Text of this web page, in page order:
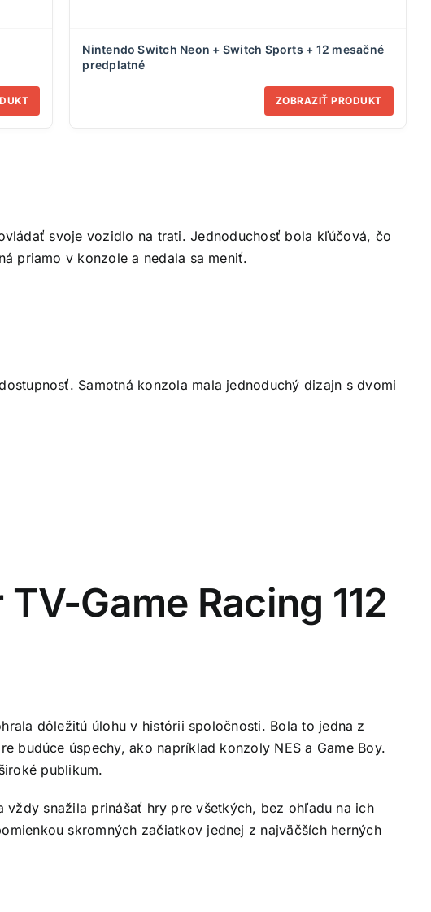
Nintendo Switch Neon + Switch Sports + 12 mesačné
predplatné
ZOBRAZIŤ PRODUKT
svoje vozidlo na trati. Jednoduchosť bola kľúčová, čo
priamo v konzole a nedala sa meniť.
Samotná konzola mala jednoduchý dizajn s dvomi
Game Racing 112
dôležitú úlohu v histórii spoločnosti. Bola to jedna z
budúce úspechy, ako napríklad konzoly NES a Game Boy.
publikum.
snažila prinášať hry pre všetkých, bez ohľadu na ich
skromných začiatkov jednej z najväčších herných